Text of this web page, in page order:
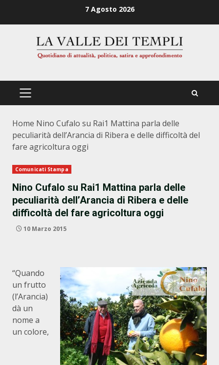
7 Agosto 2026
PRIMÄRES
Home Nino Cufalo su Rai1 Mattina parla delle
peculiarità dell’Arancia di Ribera e delle difficoltà del
fare agricoltura oggi
Comunicati Stampa
Nino Cufalo su Rai1 Mattina parla delle
peculiarità dell’Arancia di Ribera e delle
difficoltà del fare agricoltura oggi
10 Marzo 2015
“Quando
un frutto
(l’Arancia)
dà un
nome a
un colore,